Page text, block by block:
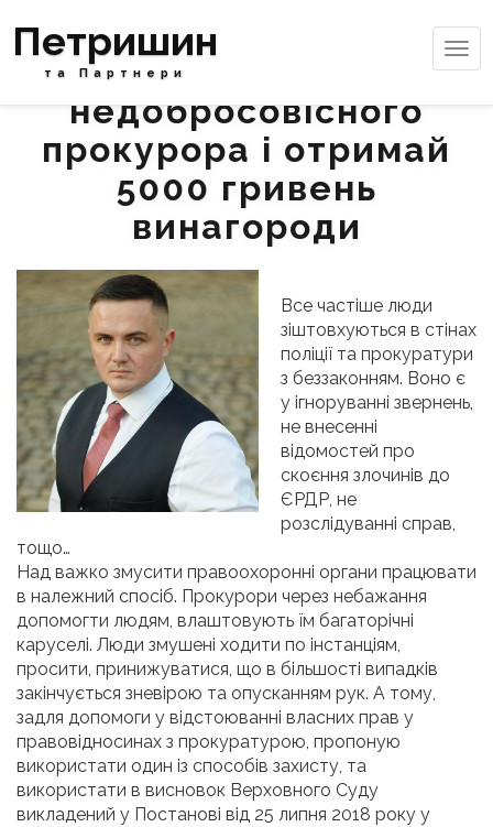
Петришин
та ПартнериЗнайди
недобросовісного
прокурора і отримай
5000 гривень
винагороди
Все частіше люди
зіштовхуються в стінах
поліції та прокуратури
з беззаконням. Воно є
у ігноруванні звернень,
не внесенні
відомостей про
скоєння злочинів до
ЄРДР, не
розслідуванні справ,
тощо…
Над важко змусити правоохоронні органи працювати
в належний спосіб. Прокурори через небажання
допомогти людям, влаштовують їм багаторічні
каруселі. Люди змушені ходити по інстанціям,
просити, принижуватися, що в більшості випадків
закінчується зневірою та опусканням рук. А тому,
задля допомоги у відстоюванні власних прав у
правовідносинах з прокуратурою, пропоную
використати один із способів захисту, та
використати в висновок Верховного Суду
викладений у Постанові від 25 липня 2018 року у